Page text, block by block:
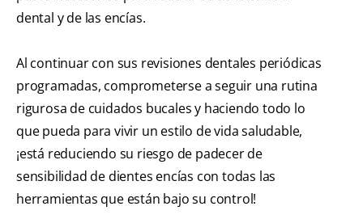
dental y de las encías.
Al continuar con sus revisiones dentales periódicas
programadas, comprometerse a seguir una rutina
rigurosa de cuidados bucales y haciendo todo lo
que pueda para vivir un estilo de vida saludable,
¡está reduciendo su riesgo de padecer de
sensibilidad de dientes encías con todas las
herramientas que están bajo su control!